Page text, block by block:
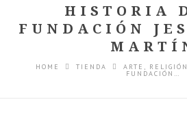
HISTORIA
FUNDACIÓN
HOME TIENDA ARTE RELIGIÓN
FUNDACIÓN…